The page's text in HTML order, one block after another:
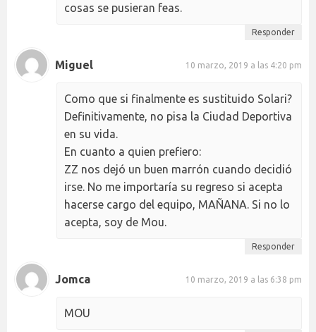
cosas se pusieran feas.
Responder
Miguel 10 marzo, 2019 a las 4:20 pm
Como que si finalmente es sustituido Solari?
Definitivamente, no pisa la Ciudad Deportiva
en su vida.
En cuanto a quien prefiero:
ZZ nos dejó un buen marrón cuando decidió
irse. No me importaría su regreso si acepta
hacerse cargo del equipo, MAÑANA. Si no lo
acepta, soy de Mou.
Responder
Jomca 10 marzo, 2019 a las 6:38 pm
MOU